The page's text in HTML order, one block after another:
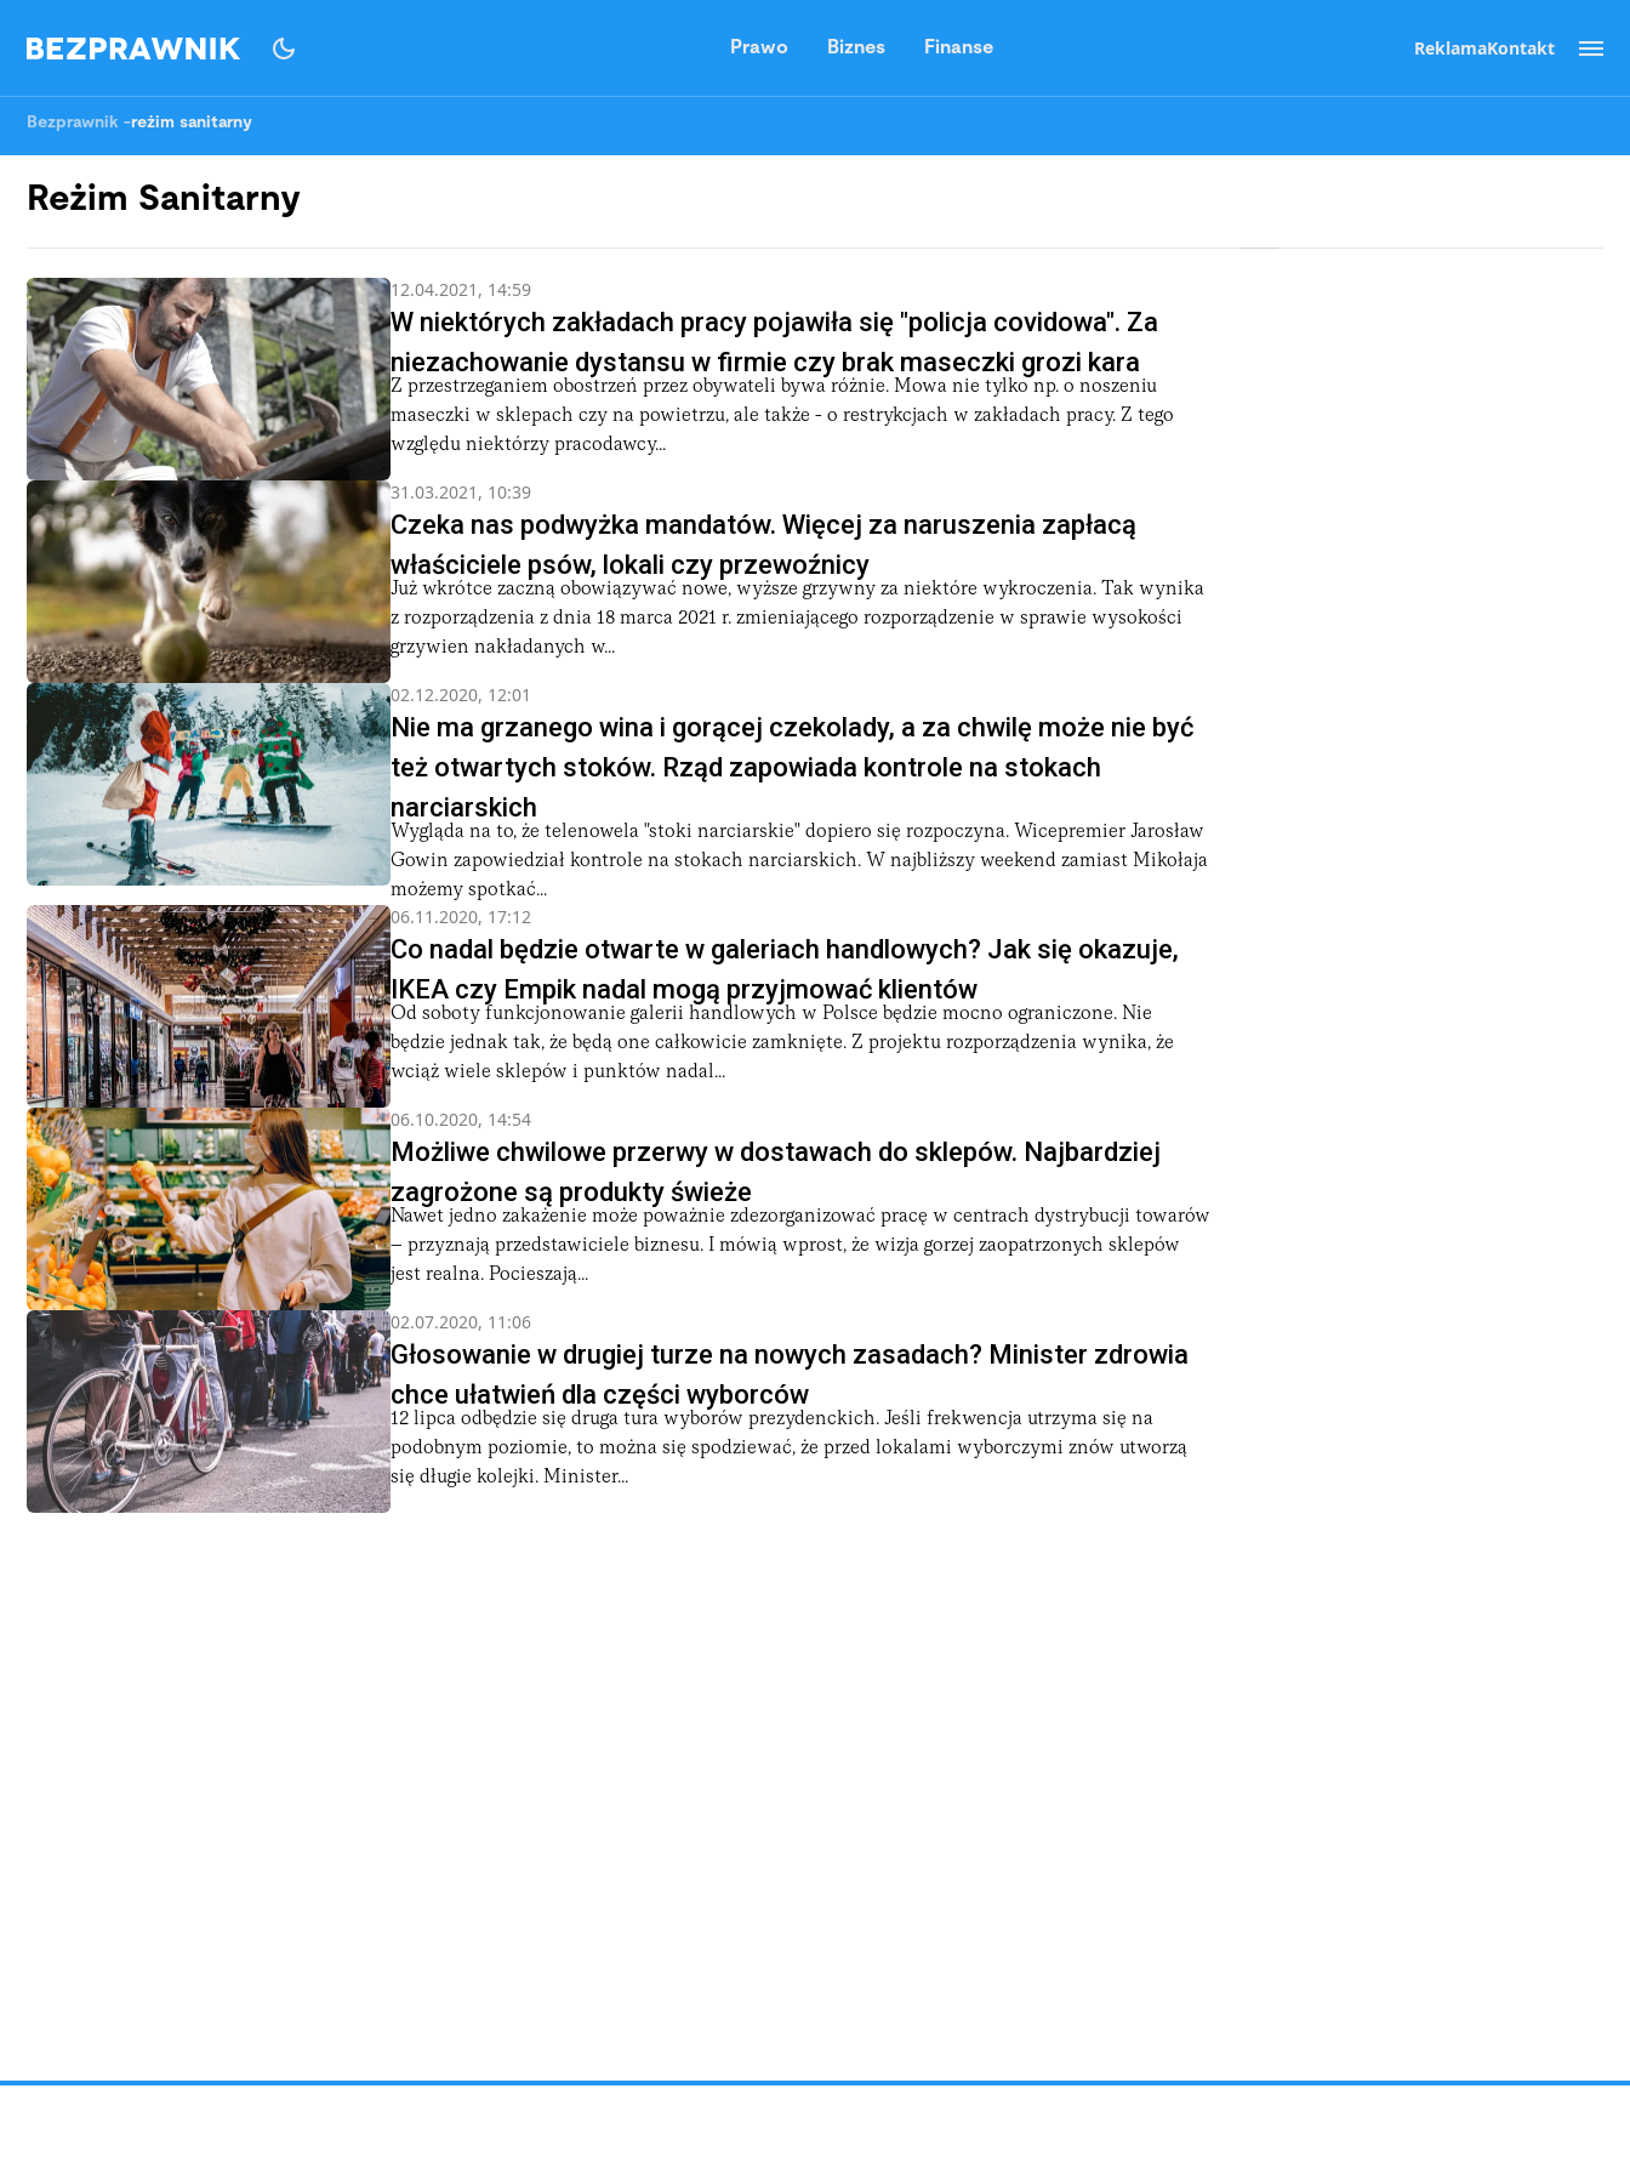
Prawo Biznes Finanse ReklamaKontakt
Bezprawnik -reżim sanitarny
Reżim Sanitarny
12.04.2021, 14:59
W niektórych zakładach pracy pojawiła się "policja covidowa". Za
niezachowanie dystansu w firmie czy brak maseczki grozi kara
Z przestrzeganiem obostrzeń przez obywateli bywa różnie. Mowa nie tylko np. o noszeniu
maseczki w sklepach czy na powietrzu, ale także - o restrykcjach w zakładach pracy. Z tego
względu niektórzy pracodawcy...
31.03.2021, 10:39
Czeka nas podwyżka mandatów. Więcej za naruszenia zapłacą
właściciele psów, lokali czy przewoźnicy
Już wkrótce zaczną obowiązywać nowe, wyższe grzywny za niektóre wykroczenia. Tak wynika
z rozporządzenia z dnia 18 marca 2021 r. zmieniającego rozporządzenie w sprawie wysokości
grzywien nakładanych w...
02.12.2020, 12:01
Nie ma grzanego wina i gorącej czekolady, a za chwilę może nie być
też otwartych stoków. Rząd zapowiada kontrole na stokach
narciarskich
Wygląda na to, że telenowela "stoki narciarskie" dopiero się rozpoczyna. Wicepremier Jarosław
Gowin zapowiedział kontrole na stokach narciarskich. W najbliższy weekend zamiast Mikołaja
możemy spotkać...
06.11.2020, 17:12
Co nadal będzie otwarte w galeriach handlowych? Jak się okazuje,
IKEA czy Empik nadal mogą przyjmować klientów
Od soboty funkcjonowanie galerii handlowych w Polsce będzie mocno ograniczone. Nie
będzie jednak tak, że będą one całkowicie zamknięte. Z projektu rozporządzenia wynika, że
wciąż wiele sklepów i punktów nadal...
06.10.2020, 14:54
Możliwe chwilowe przerwy w dostawach do sklepów. Najbardziej
zagrożone są produkty świeże
Nawet jedno zakażenie może poważnie zdezorganizować pracę w centrach dystrybucji towarów
– przyznają przedstawiciele biznesu. I mówią wprost, że wizja gorzej zaopatrzonych sklepów
jest realna. Pocieszają...
02.07.2020, 11:06
Głosowanie w drugiej turze na nowych zasadach? Minister zdrowia
chce ułatwień dla części wyborców
12 lipca odbędzie się druga tura wyborów prezydenckich. Jeśli frekwencja utrzyma się na
podobnym poziomie, to można się spodziewać, że przed lokalami wyborczymi znów utworzą
się długie kolejki. Minister...